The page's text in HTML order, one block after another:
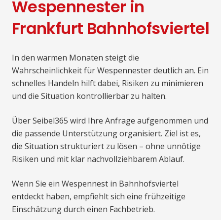
Wespennester in
Frankfurt Bahnhofsviertel
In den warmen Monaten steigt die
Wahrscheinlichkeit für Wespennester deutlich an. Ein
schnelles Handeln hilft dabei, Risiken zu minimieren
und die Situation kontrollierbar zu halten.
Über Seibel365 wird Ihre Anfrage aufgenommen und
die passende Unterstützung organisiert. Ziel ist es,
die Situation strukturiert zu lösen – ohne unnötige
Risiken und mit klar nachvollziehbarem Ablauf.
Wenn Sie ein Wespennest in Bahnhofsviertel
entdeckt haben, empfiehlt sich eine frühzeitige
Einschätzung durch einen Fachbetrieb.